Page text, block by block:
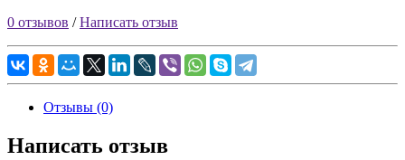
0 отзывов /Написать отзыв
Отзывы (0)
Написать отзыв